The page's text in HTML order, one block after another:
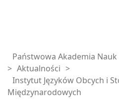
Państwowa Akademia Nauk
> Aktualności >
Instytut Języków Obcych i
Międzynarodowych